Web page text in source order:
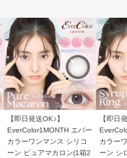
【即日発送OK♪】
EverColor1MONTH エバー
カラーワンマンス シリコ
ーン ピュアマカロン(1箱2
【即日
カラー
ーン シ